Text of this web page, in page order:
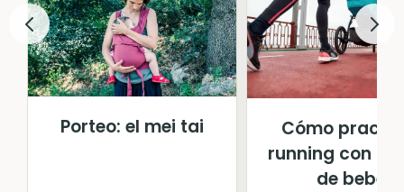
Porteo: el mei tai
Cómo
running con
de bebé